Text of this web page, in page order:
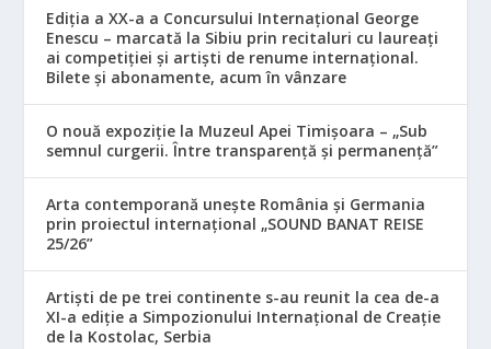
Ediția a XX-a a Concursului Internațional George
Enescu – marcată la Sibiu prin recitaluri cu laureați
ai competiției și artiști de renume internațional.
Bilete și abonamente, acum în vânzare
O nouă expoziție la Muzeul Apei Timișoara – „Sub
semnul curgerii. Între transparență și permanență”
Arta contemporană unește România și Germania
prin proiectul internațional „SOUND BANAT REISE
25/26”
Artiști de pe trei continente s-au reunit la cea de-a
XI-a ediție a Simpozionului Internațional de Creație
de la Kostolac, Serbia